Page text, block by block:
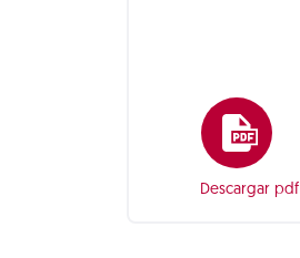
Descargar pdf